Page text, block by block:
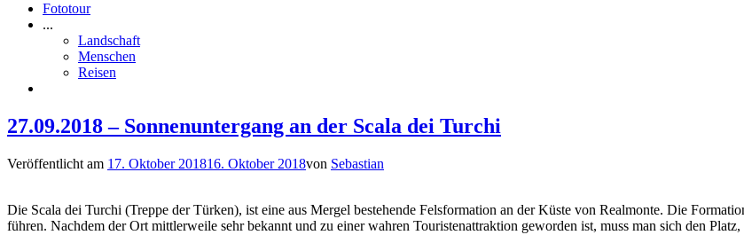
Fototour
...
Landschaft
Menschen
Reisen
27.09.2018 – Sonnenuntergang an der Scala dei Turchi
Veröffentlicht am 17. Oktober 201816. Oktober 2018von Sebastian
Die Scala dei Turchi (Treppe der Türken), ist eine aus Mergel bestehende Felsformation an der Küste von Realmonte. Die
führen. Nachdem der Ort mittlerweile sehr bekannt und zu einer wahren Touristenattraktion geworden ist, muss man sich den